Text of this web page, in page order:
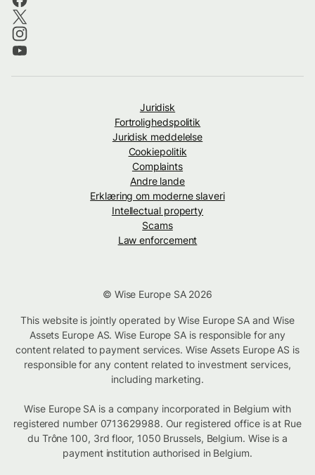
Juridisk
Fortrolighedspolitik
Juridisk meddelelse
Cookiepolitik
Complaints
Andre lande
Erklæring om moderne slaveri
Intellectual property
Scams
Law enforcement
© Wise Europe SA 2026
This website is jointly operated by Wise Europe SA and Wise
Assets Europe AS. Wise Europe SA is responsible for any
content related to payment services. Wise Assets Europe AS is
responsible for any content related to investment services,
including marketing.
Wise Europe SA is a company incorporated in Belgium with
registered number 0713629988. Our registered office is at Rue
du Trône 100, 3rd floor, 1050 Brussels, Belgium. Wise is a
payment institution authorised in Belgium.